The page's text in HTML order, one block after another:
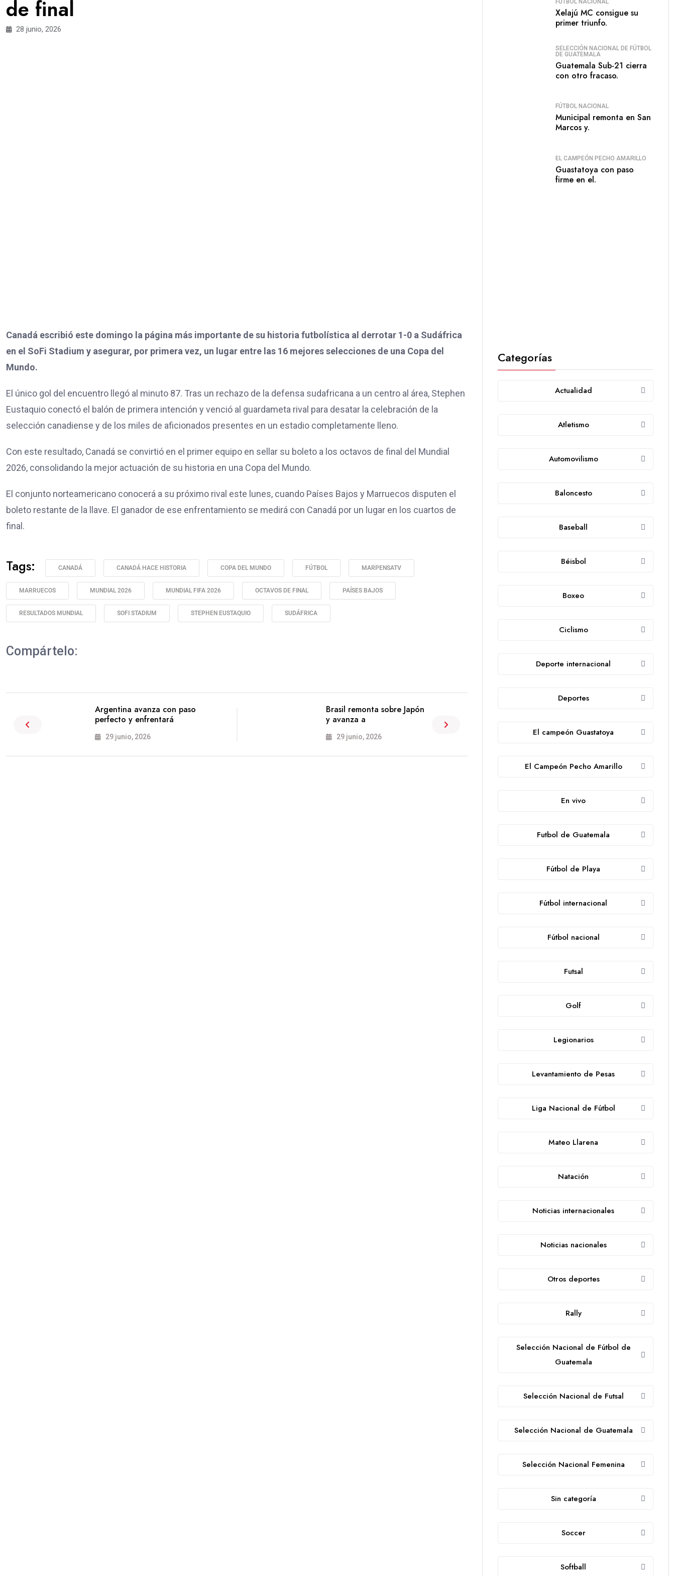
de final
28 junio, 2026
Canadá escribió este domingo la página más importante de su historia futbolística al derrotar 1-0 a Sudáfrica
en el SoFi Stadium y asegurar, por primera vez, un lugar entre las 16 mejores selecciones de una Copa del
Mundo.
El único gol del encuentro llegó al minuto 87. Tras un rechazo de la defensa sudafricana a un centro al área, Stephen
Eustaquio conectó el balón de primera intención y venció al guardameta rival para desatar la celebración de la
selección canadiense y de los miles de aficionados presentes en un estadio completamente lleno.
Con este resultado, Canadá se convirtió en el primer equipo en sellar su boleto a los octavos de final del Mundial
2026, consolidando la mejor actuación de su historia en una Copa del Mundo.
El conjunto norteamericano conocerá a su próximo rival este lunes, cuando Países Bajos y Marruecos disputen el
boleto restante de la llave. El ganador de ese enfrentamiento se medirá con Canadá por un lugar en los cuartos de
final.
Tags: CANADÁ CANADÁ HACE HISTORIA COPA DEL MUNDO FÚTBOL MARPENSATV
MARRUECOS MUNDIAL 2026 MUNDIAL FIFA 2026 OCTAVOS DE FINAL PAÍSES BAJOS
RESULTADOS MUNDIAL SOFI STADIUM STEPHEN EUSTAQUIO SUDÁFRICA
Compártelo:
Argentina avanza con paso
perfecto y enfrentará
29 junio, 2026
Brasil remonta sobre Japón
y avanza a
29 junio, 2026
Xelajú MC consigue su
primer triunfo.
SELECCIÓN NACIONAL DE FÚTBOL
DE GUATEMALA
Guatemala Sub-21 cierra
con otro fracaso.
FÚTBOL NACIONAL
Municipal remonta en San
Marcos y.
EL CAMPEÓN PECHO AMARILLO
Guastatoya con paso
firme en el.
Categorías
Actualidad
Atletismo
Automovilismo
Baloncesto
Baseball
Béisbol
Boxeo
Ciclismo
Deporte internacional
Deportes
El campeón Guastatoya
El Campeón Pecho Amarillo
En vivo
Futbol de Guatemala
Fútbol de Playa
Fútbol internacional
Fútbol nacional
Futsal
Golf
Legionarios
Levantamiento de Pesas
Liga Nacional de Fútbol
Mateo Llarena
Natación
Noticias internacionales
Noticias nacionales
Otros deportes
Rally
Selección Nacional de Fútbol de
Guatemala
Selección Nacional de Futsal
Selección Nacional de Guatemala
Selección Nacional Femenina
Sin categoría
Soccer
Softball